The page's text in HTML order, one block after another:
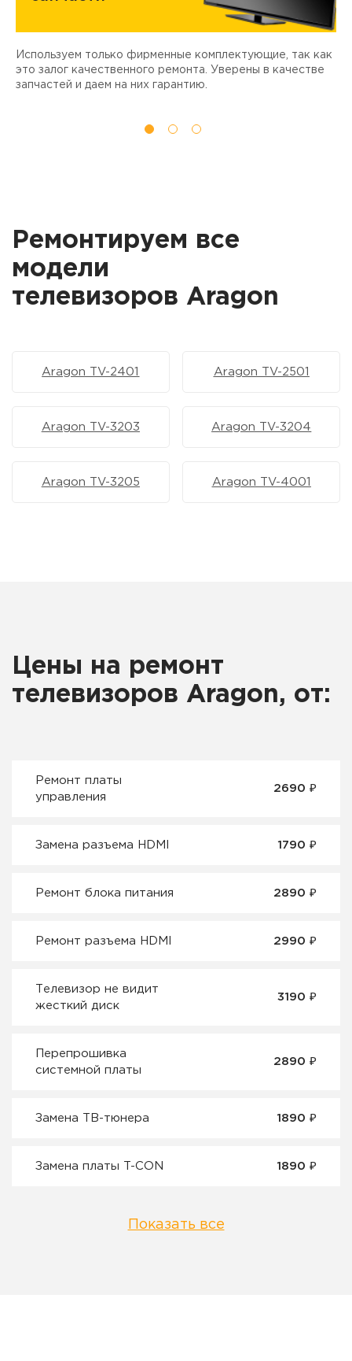
Используем только фирменные комплектующие, так как
это залог качественного ремонта. Уверены в качестве
запчастей и даем на них гарантию.
Ремонтируем все
модели
телевизоров Aragon
Aragon TV-2401 Aragon TV-2501
Aragon TV-3203 Aragon TV-3204
Aragon TV-3205 Aragon TV-4001
Цены на ремонт
телевизоров Aragon, от:
Ремонт платы
управления
2690 ₽
Замена разъема HDMI 1790 ₽
Ремонт блока питания 2890 ₽
Ремонт разъема HDMI 2990 ₽
Телевизор не видит
жесткий диск
3190 ₽
Перепрошивка
системной платы
2890 ₽
Замена ТВ-тюнера 1890 ₽
Замена платы T-CON 1890 ₽
Показать все